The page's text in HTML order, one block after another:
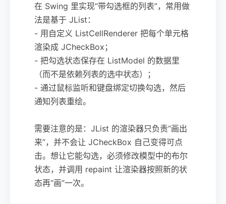
在 Swing 里实现“带勾选框的列表”，常用做
法是基于 JList：
- 用自定义 ListCellRenderer 把每个单元格
渲染成 JCheckBox；
- 把勾选状态保存在 ListModel 的数据里
（而不是依赖列表的选中状态）；
- 通过鼠标监听和键盘绑定切换勾选，然后
通知列表重绘。
需要注意的是：JList 的渲染器只负责“画出
来”，并不会让 JCheckBox 自己变得可点
击。想让它能勾选，必须修改模型中的布尔
状态，并调用 repaint 让渲染器按照新的状
态再“画”一次。